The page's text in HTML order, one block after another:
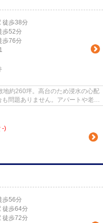
徒歩38分
歩52分
歩76分
地約260坪。高台のため浸水の心配
問題ありません。アパートや老人
-)
歩56分
徒歩64分
徒歩72分